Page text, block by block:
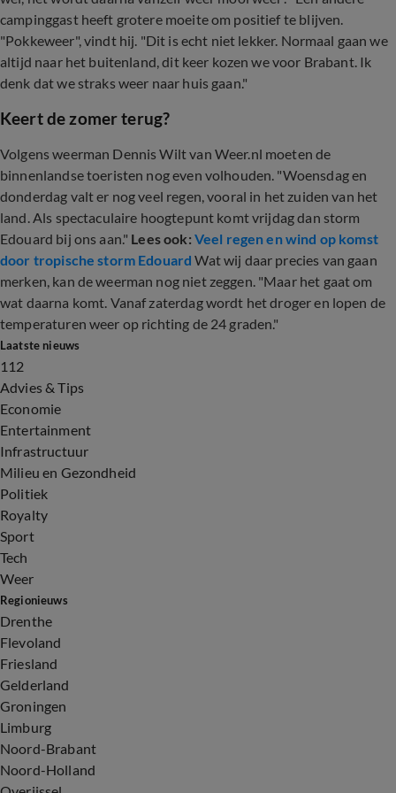
campinggast heeft grotere moeite om positief te blijven.
"Pokkeweer", vindt hij. "Dit is echt niet lekker. Normaal gaan we
altijd naar het buitenland, dit keer kozen we voor Brabant. Ik
denk dat we straks weer naar huis gaan."
Keert de zomer terug?
Volgens weerman Dennis Wilt van Weer.nl moeten de
binnenlandse toeristen nog even volhouden. "Woensdag en
donderdag valt er nog veel regen, vooral in het zuiden van het
land. Als spectaculaire hoogtepunt komt vrijdag dan storm
Edouard bij ons aan." Lees ook: Veel regen en wind op komst
door tropische storm Edouard Wat wij daar precies van gaan
merken, kan de weerman nog niet zeggen. "Maar het gaat om
wat daarna komt. Vanaf zaterdag wordt het droger en lopen de
temperaturen weer op richting de 24 graden."
Laatste nieuws
112
Advies & Tips
Economie
Entertainment
Infrastructuur
Milieu en Gezondheid
Politiek
Royalty
Sport
Tech
Weer
Regionieuws
Drenthe
Flevoland
Friesland
Gelderland
Groningen
Limburg
Noord-Brabant
Noord-Holland